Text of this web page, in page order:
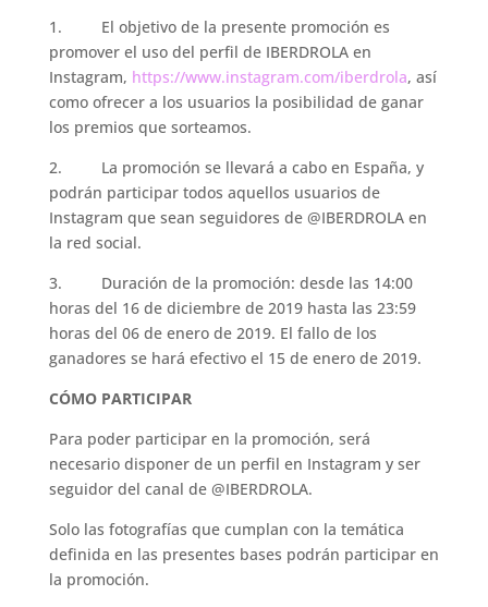
1. El objetivo de la presente promoción es
promover el uso del perfil de IBERDROLA en
Instagram, https://www.instagram.com/iberdrola, así
como ofrecer a los usuarios la posibilidad de ganar
los premios que sorteamos.
2. La promoción se llevará a cabo en España, y
podrán participar todos aquellos usuarios de
Instagram que sean seguidores de @IBERDROLA en
la red social.
3. Duración de la promoción: desde las 14:00
horas del 16 de diciembre de 2019 hasta las 23:59
horas del 06 de enero de 2019. El fallo de los
ganadores se hará efectivo el 15 de enero de 2019.
CÓMO PARTICIPAR
Para poder participar en la promoción, será
necesario disponer de un perfil en Instagram y ser
seguidor del canal de @IBERDROLA.
Solo las fotografías que cumplan con la temática
definida en las presentes bases podrán participar en
la promoción.